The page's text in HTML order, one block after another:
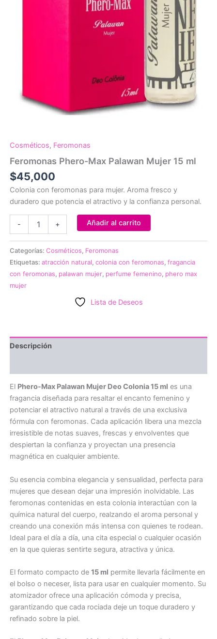
Cosméticos, Feromonas
Feromonas Phero-Max Palawan Mujer 15 ml
$45,000
Colonia con feromonas para mujer. Aroma fresco y
duradero que potencia el atractivo y la confianza personal.
-
Palawan
15
ml
cantidad
+ Añadir al carrito
Categorías: Cosméticos, Feromonas
Etiquetas: atracción natural, colonia con feromonas, fragancia
con feromonas, palawan mujer, perfume femenino, phero max
mujer
Lista de Deseos
Descripción
El Phero-Max Palawan Mujer Deo Colonia 15 ml es una
fragancia diseñada para resaltar el encanto femenino y
potenciar el atractivo natural a través de una exclusiva
fórmula con feromonas. Cada aplicación libera una mezcla
irresistible de notas suaves, frescas y envolventes que
despiertan la confianza y proyectan una presencia
magnética en cualquier ambiente.
Su esencia combina elegancia y sensualidad, perfecta para
mujeres que desean dejar una impresión inolvidable. Las
feromonas contenidas en esta colonia interactúan con la
química natural del cuerpo, realzando el aroma personal y
creando una conexión más intensa con quienes te rodean.
Ideal para el día a día, una cita especial o cualquier ocasión
en la que quieras sentirte segura, atractiva y única.
El formato compacto de 15 ml permite llevarla fácilmente en
el bolso o neceser, lista para usar en cualquier momento. Su
atomizador ofrece una aplicación cómoda y precisa,
garantizando que cada rociada deje un toque duradero y
refinado sobre la piel.